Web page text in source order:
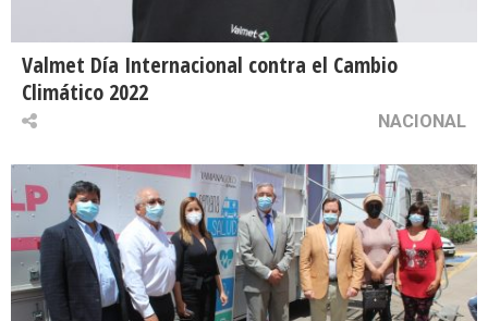
Valmet Día Internacional contra el Cambio
Climático 2022
NACIONAL